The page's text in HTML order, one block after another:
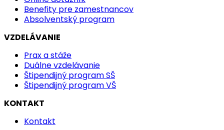
Benefity pre zamestnancov
Absolventský program
VZDELÁVANIE
Prax a stáže
Duálne vzdelávanie
Štipendijný program SŠ
Štipendijný program VŠ
KONTAKT
Kontakt